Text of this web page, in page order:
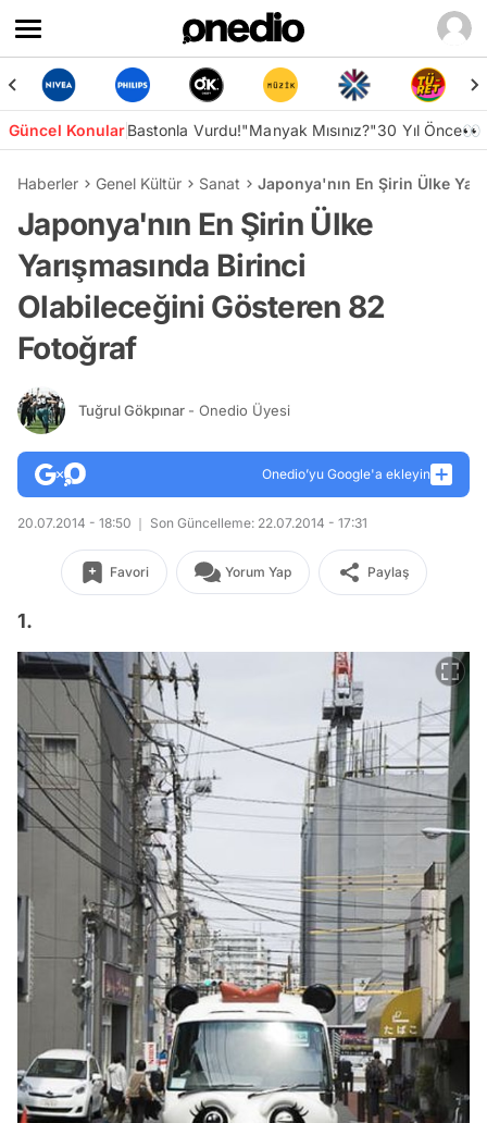
Güncel KonularBastonla Vurdu!"Manyak Mısınız?"30 Yıl Önce👀
Haberler Genel Kültür Sanat Japonya'nın En Şirin Ülke
Japonya'nın En Şirin Ülke
Yarışmasında Birinci
Olabileceğini Gösteren 82
Fotoğraf
Tuğrul Gökpınar - Onedio Üyesi
Onedio’yu Google'a ekleyin
20.07.2014 - 18:50 Son Güncelleme: 22.07.2014 - 17:31
Favori Yorum Yap Paylaş
1.